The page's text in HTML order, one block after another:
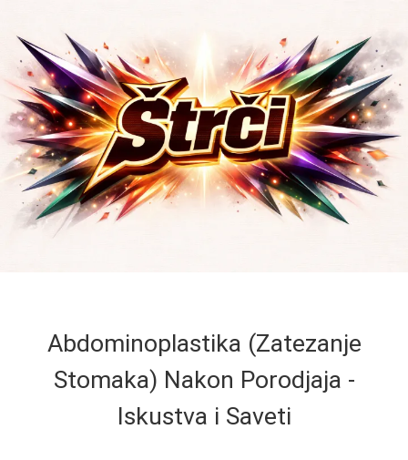
Abdominoplastika (Zatezanje
Stomaka) Nakon Porodjaja -
Iskustva i Saveti